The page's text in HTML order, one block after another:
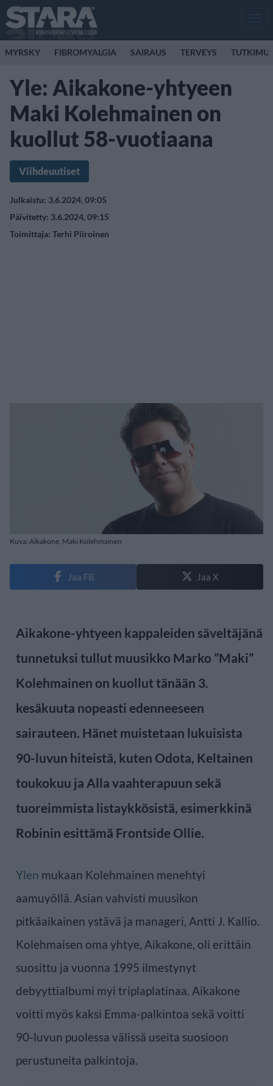
MYRSKY FIBROMYALGIA SAIRAUS TERVEYS
Yle: Aikakone-yhtyeen
Maki Kolehmainen on
kuollut 58-vuotiaana
Viihdeuutiset
Julkaistu: 3.6.2024, 09:05
Päivitetty: 3.6.2024, 09:15
Toimittaja: Terhi Piiroinen
Kuva: Aikakone, Maki Kolehmainen
Jaa FB Jaa X
Aikakone-yhtyeen kappaleiden säveltäjänä
tunnetuksi tullut muusikko Marko ”Maki”
Kolehmainen on kuollut tänään 3.
kesäkuuta nopeasti edenneeseen
sairauteen. Hänet muistetaan lukuisista
90-luvun hiteistä, kuten Odota, Keltainen
toukokuu ja Alla vaahterapuun sekä
tuoreimmista listaykkösistä, esimerkkinä
Robinin esittämä Frontside Ollie.
Ylen mukaan Kolehmainen menehtyi
aamuyöllä. Asian vahvisti muusikon
pitkäaikainen ystävä ja manageri, Antti J. Kallio.
Kolehmaisen oma yhtye, Aikakone, oli erittäin
suosittu ja vuonna 1995 ilmestynyt
debyyttialbumi myi triplaplatinaa. Aikakone
voitti myös kaksi Emma-palkintoa sekä voitti
90-luvun puolessa välissä useita suosioon
perustuneita palkintoja.